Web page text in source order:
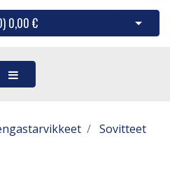
) 0,00 € Avaa
Sovitteet